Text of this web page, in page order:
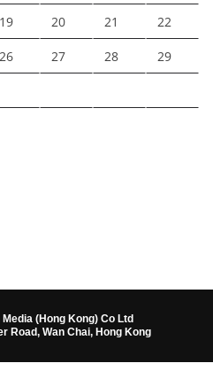
19 20 21 22
26 27 28 29
Media (Hong Kong) Co Ltd
Road, Wan Chai, Hong Kong